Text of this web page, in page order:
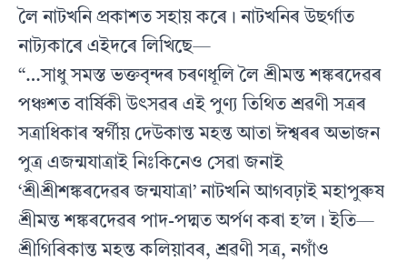
লৈ নাটখনি প্ৰকাশত সহায় কৰে। নাটখনিৰ উছৰ্গাত
নাট‍্যকাৰে এইদৰে লিখিছে—
“…সাধু সমস্ত ভক্তবৃন্দৰ চৰণধূলি লৈ শ্ৰীমন্ত শঙ্কৰদেৱৰ
পঞ্চশত বাৰ্ষিকী উৎসৱৰ এই পুণ‍্য তিথিত শ্ৰৱণী সত্ৰৰ
সত্ৰাধিকাৰ স্বৰ্গীয় দেউকান্ত মহন্ত আতা ঈশ্বৰৰ অভাজন
পুত্ৰ এজন্মযাত্ৰাই নিঃকিনেও সেৱা জনাই
‘শ্ৰীশ্ৰীশঙ্কৰদেৱৰ জন্মযাত্ৰা’ নাটখনি আগবঢ়াই মহাপুৰুষ
শ্ৰীমন্ত শঙ্কৰদেৱৰ পাদ-পদ্মত অৰ্পণ কৰা হ’ল। ইতি—
শ্ৰীগিৰিকান্ত মহন্ত কলিয়াবৰ, শ্ৰৱণী সত্ৰ, নগাঁও